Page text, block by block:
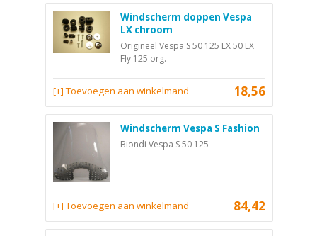
Windscherm doppen Vespa
LX chroom
Origineel Vespa S 50 125 LX 50 LX
Fly 125 org.
18,56
[+] Toevoegen aan winkelmand
Windscherm Vespa S Fashion
Biondi Vespa S 50 125
84,42
[+] Toevoegen aan winkelmand